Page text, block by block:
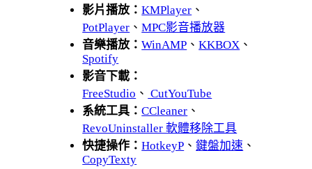
影片播放：KMPlayer 、
PotPlayer 、MPC影音播放器
音樂播放：WinAMP 、KKBOX 、
Spotify
影音下載：
FreeStudio 、 CutYouTube
系統工具：CCleaner 、
RevoUninstaller 軟體移除工具
快捷操作：HotkeyP 、鍵盤加速 、
CopyTexty